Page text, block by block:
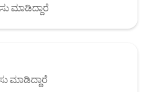
ಮಾಡಿದ್ದಾರೆ
ಮಾಡಿದ್ದಾರೆ